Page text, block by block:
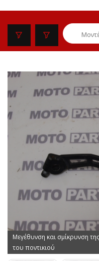
Μεγέθυνση και σμίκρυνση
του ποντικιού